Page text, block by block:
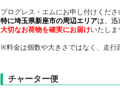
プログレス・エムにお申し付けくだ
特に埼玉県新座市の周辺エリアは、迅
大切なお荷物を確実にお届けいたしま
※料金は個数や大きさではなく、走行
チャーター便